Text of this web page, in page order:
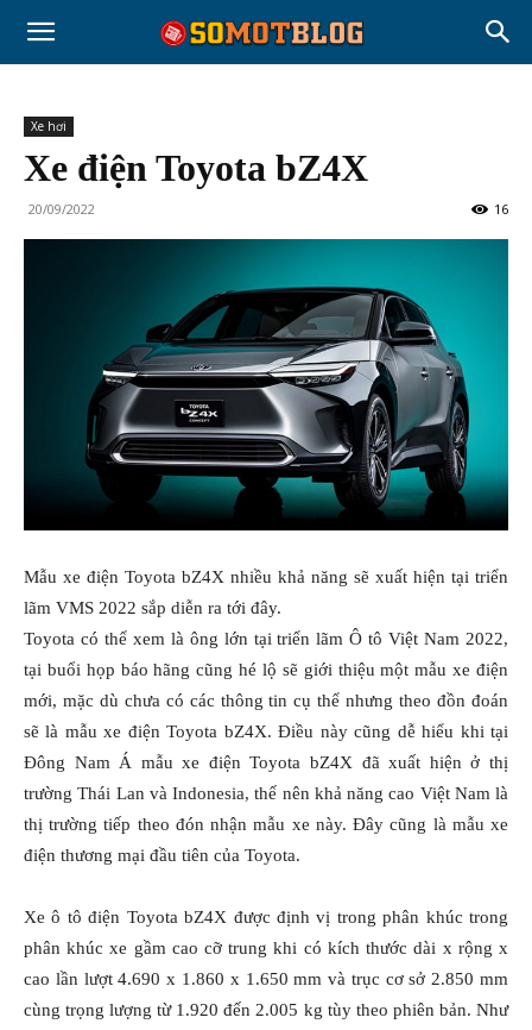
Xe hơi
Xe điện Toyota bZ4X
20/09/2022 16
Mẫu xe điện Toyota bZ4X nhiều khả năng sẽ xuất hiện tại triển
lãm VMS 2022 sắp diễn ra tới đây.
Toyota có thể xem là ông lớn tại triển lãm Ô tô Việt Nam 2022,
tại buổi họp báo hãng cũng hé lộ sẽ giới thiệu một mẫu xe điện
mới, mặc dù chưa có các thông tin cụ thể nhưng theo đồn đoán
sẽ là mẫu xe điện Toyota bZ4X. Điều này cũng dễ hiểu khi tại
Đông Nam Á mẫu xe điện Toyota bZ4X đã xuất hiện ở thị
trường Thái Lan và Indonesia, thế nên khả năng cao Việt Nam là
thị trường tiếp theo đón nhận mẫu xe này. Đây cũng là mẫu xe
điện thương mại đầu tiên của Toyota.
Xe ô tô điện Toyota bZ4X được định vị trong phân khúc trong
phân khúc xe gầm cao cỡ trung khi có kích thước dài x rộng x
cao lần lượt 4.690 x 1.860 x 1.650 mm và trục cơ sở 2.850 mm
cùng trọng lượng từ 1.920 đến 2.005 kg tùy theo phiên bản. Như